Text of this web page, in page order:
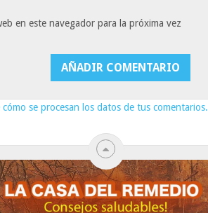
en este navegador para la próxima vez
se procesan los datos de tus comentarios.